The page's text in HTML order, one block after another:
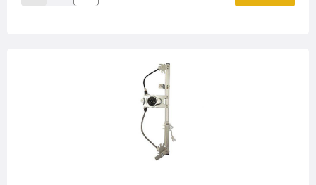
Decrease Quantity:
Increase Quantity: